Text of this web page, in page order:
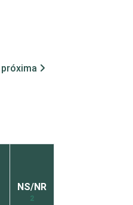
próxima
NS/NR
2